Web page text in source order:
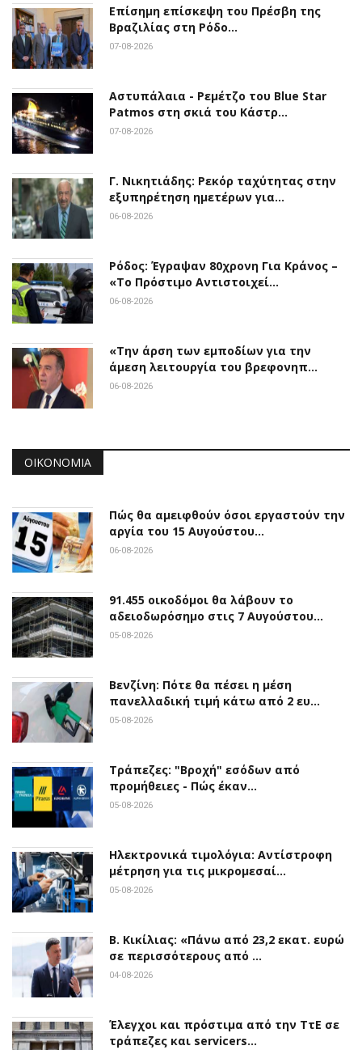
Επίσημη επίσκεψη του Πρέσβη της
Βραζιλίας στη Ρόδο…
07-08-2026
Αστυπάλαια - Ρεμέτζο του Blue Star
Patmos στη σκιά του Κάστρ…
07-08-2026
Γ. Νικητιάδης: Ρεκόρ ταχύτητας στην
εξυπηρέτηση ημετέρων για…
06-08-2026
Ρόδος: Έγραψαν 80χρονη Για Κράνος –
«Το Πρόστιμο Αντιστοιχεί…
06-08-2026
«Την άρση των εμποδίων για την
άμεση λειτουργία του βρεφονηπ…
06-08-2026
ΟΙΚΟΝΟΜΊΑ
Πώς θα αμειφθούν όσοι εργαστούν την
αργία του 15 Αυγούστου…
06-08-2026
91.455 οικοδόμοι θα λάβουν το
αδειοδωρόσημο στις 7 Αυγούστου…
05-08-2026
Βενζίνη: Πότε θα πέσει η μέση
πανελλαδική τιμή κάτω από 2 ευ…
05-08-2026
Τράπεζες: "Βροχή" εσόδων από
προμήθειες - Πώς έκαν…
05-08-2026
Ηλεκτρονικά τιμολόγια: Αντίστροφη
μέτρηση για τις μικρομεσαί…
05-08-2026
Β. Κικίλιας: «Πάνω από 23,2 εκατ. ευρώ
σε περισσότερους από …
04-08-2026
Έλεγχοι και πρόστιμα από την ΤτΕ σε
τράπεζες και servicers…